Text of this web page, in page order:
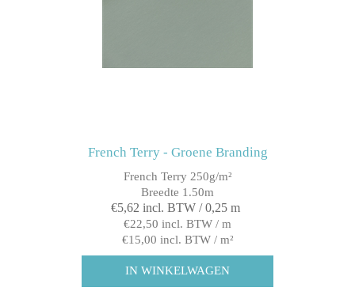
French Terry - Groene Branding
French Terry 250g/m²
Breedte 1.50m
€5,62 incl. BTW / 0,25 m
€22,50 incl. BTW / m
€15,00 incl. BTW / m²